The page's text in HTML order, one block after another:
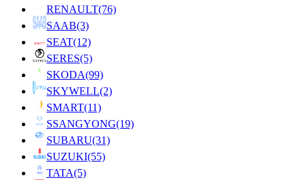
RENAULT(76)
SAAB(3)
SEAT(12)
SERES(5)
SKODA(99)
SKYWELL(2)
SMART(11)
SSANGYONG(19)
SUBARU(31)
SUZUKI(55)
TATA(5)